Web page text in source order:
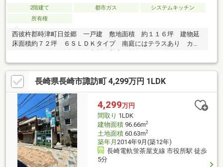
2階建て 都市ガス
システムキッチン
所有権
西彼杵郡時津町日並郷 一戸建 敷地面積 約１１６坪 建物延
床面積約７２坪 ６ＳＬＤＫタイプ 南庭にはテラスあり カー
ガスコンロ（オーブンあり） セラミックタイル貼りの浴室 浴
室から坪庭が眺められます トイレ、浴室は各階にあります バ
ルコニーから山を望む眺望あり
長崎県長崎市諏訪町 4,299万円 1LDK
4,299万円
間取り 1LDK
建物面積96.66m2
土地面積60.63m2
築年月 2014年9月(築12年)
長崎電軌蛍茶屋支線 市役所駅 徒歩
5分